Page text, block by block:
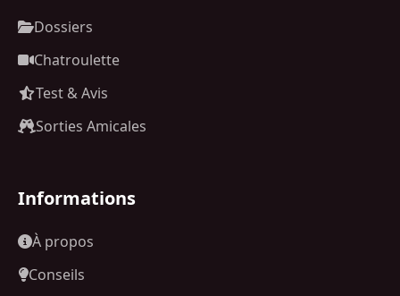
Dossiers
Chatroulette
Test & Avis
Sorties Amicales
Informations
À propos
Conseils